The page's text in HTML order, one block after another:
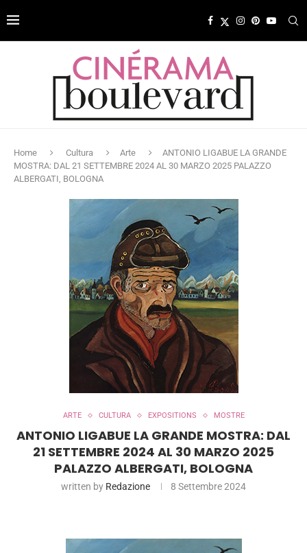
Home Cultura Arte
ANTONIO LIGABUE LA GRANDE
MOSTRA: DAL 21 SETTEMBRE 2024 AL 30 MARZO 2025 PALAZZO
ALBERGATI, BOLOGNA
ARTE CULTURA EXPOSITIONS MOSTRE
ANTONIO LIGABUE LA GRANDE MOSTRA: DAL
21 SETTEMBRE 2024 AL 30 MARZO 2025
PALAZZO ALBERGATI, BOLOGNA
written by Redazione 8 Settembre 2024